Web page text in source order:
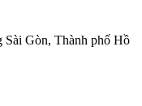
Gòn, Thành phố Hồ